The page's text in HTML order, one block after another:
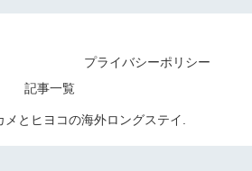
プライバシーポリシー
記事一覧
とヒヨコの海外ロングステイ.